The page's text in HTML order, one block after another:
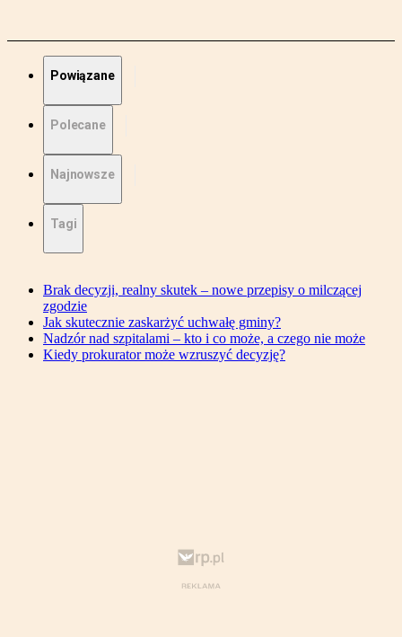
Powiązane
Polecane
Najnowsze
Tagi
Brak decyzji, realny skutek – nowe przepisy o milczącej
zgodzie
Jak skutecznie zaskarżyć uchwałę gminy?
Nadzór nad szpitalami – kto i co może, a czego nie może
Kiedy prokurator może wzruszyć decyzję?